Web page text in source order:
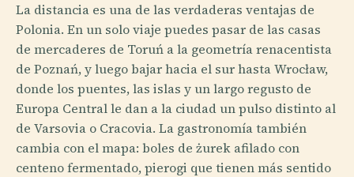
La distancia es una de las verdaderas ventajas de
Polonia. En un solo viaje puedes pasar de las casas
de mercaderes de Toruń a la geometría renacentista
de Poznań, y luego bajar hacia el sur hasta Wrocław,
donde los puentes, las islas y un largo regusto de
Europa Central le dan a la ciudad un pulso distinto al
de Varsovia o Cracovia. La gastronomía también
cambia con el mapa: boles de żurek afilado con
centeno fermentado, pierogi que tienen más sentido